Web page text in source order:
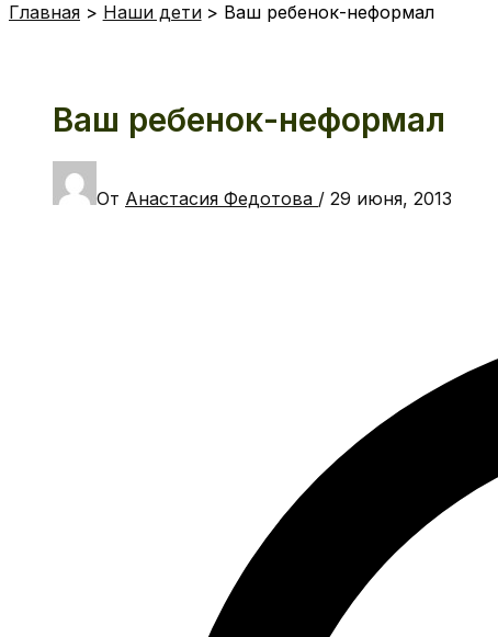
Главная Наши дети Ваш ребенок-неформал
Ваш ребенок-неформал
От Анастасия Федотова / 29 июня, 2013